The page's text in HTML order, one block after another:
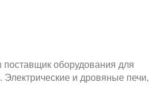
оборудования для
Электрические и дровяные печи,